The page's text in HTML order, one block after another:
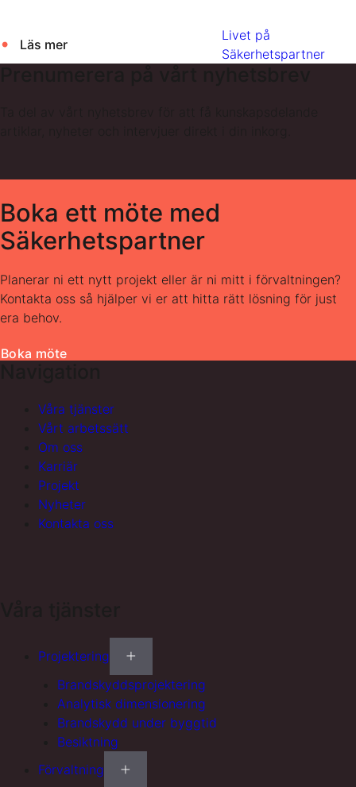
Läs mer
Livet på
Säkerhetspartner
Boka ett möte med
Säkerhetspartner
Planerar ni ett nytt projekt eller är ni mitt i förvaltningen?
Kontakta oss så hjälper vi er att hitta rätt lösning för just
era behov.
Boka möte
Våra tjänster
Vårt arbetssätt
Om oss
Karriär
Projekt
Nyheter
Kontakta oss
Projektering
Brandskyddsprojektering
Analytisk dimensionering
Brandskydd under byggtid
Besiktning
Förvaltning